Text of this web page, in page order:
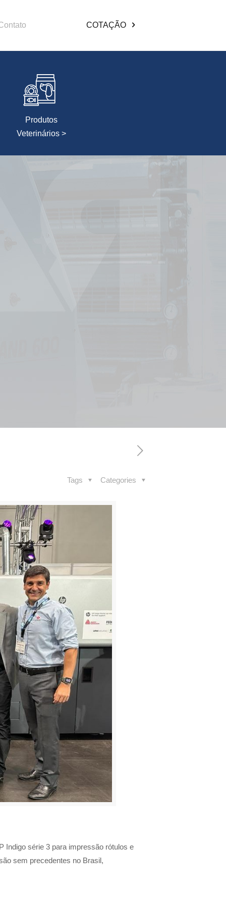
COTAÇÃO
Produtos
Veterinários >
Categories
Tags
Indigo série 3 para impressão rótulos e
sem precedentes no Brasil,